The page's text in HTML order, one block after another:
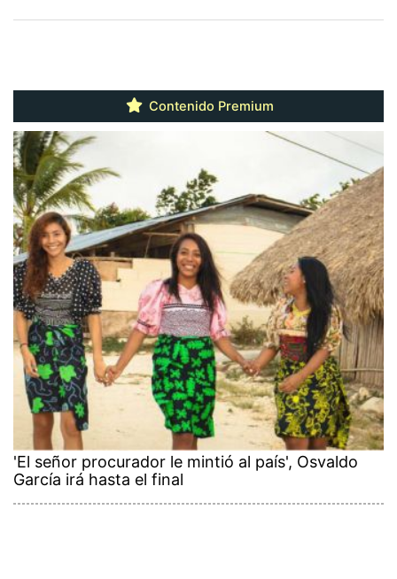
Contenido Premium
'El señor procurador le mintió al país', Osvaldo
García irá hasta el final